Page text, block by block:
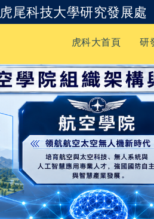
尾科技大學研究發展處
跳到主要內容
虎科大首頁
研